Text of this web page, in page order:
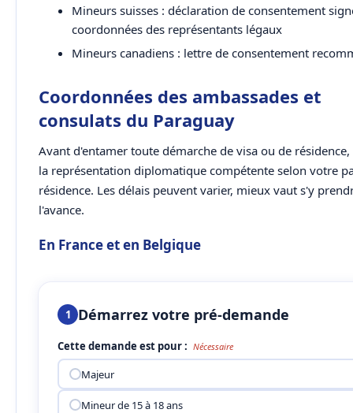
Mineurs suisses : déclaration de consentement
coordonnées des représentants légaux
Mineurs canadiens : lettre de consentement
Coordonnées des ambassades et
consulats du Paraguay
Avant d'entamer toute démarche de visa ou de
la représentation diplomatique compétente selon votre
résidence. Les délais peuvent varier, mieux vaut s'y
l'avance.
En France et en Belgique
1 Démarrez votre pré-demande
Cette demande est pour : Nécessaire
Majeur
Mineur de 15 à 18 ans